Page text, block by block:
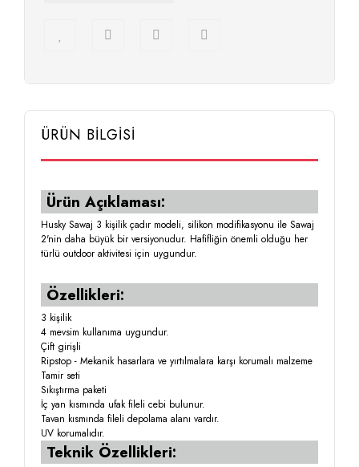
ÜRÜN BİLGİSİ
Ürün Açıklaması:
Husky Sawaj 3 kişilik çadır modeli, silikon modifikasyonu ile Sawaj
2'nin daha büyük bir versiyonudur. Hafifliğin önemli olduğu her
türlü outdoor aktivitesi için uygundur.
Özellikleri:
3 kişilik
4 mevsim kullanıma uygundur.
Çift girişli
Ripstop - Mekanik hasarlara ve yırtılmalara karşı korumalı malzeme
Tamir seti
Sıkıştırma paketi
İç yan kısmında ufak fileli cebi bulunur.
Tavan kısmında fileli depolama alanı vardır.
UV korumalıdır.
Teknik Özellikleri: